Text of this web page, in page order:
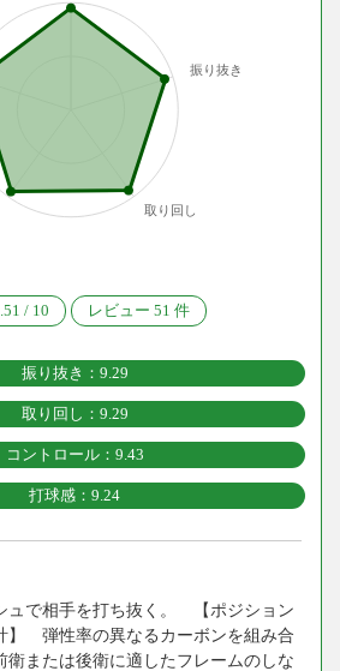
振り抜き
取り回し
/ 10 レビュー 51 件
振り抜き：9.29
取り回し：9.29
コントロール：9.43
打球感：9.24
ュで相手を打ち抜く。 【ポジション
】 弾性率の異なるカーボンを組み合
衛または後衛に適したフレームのしな